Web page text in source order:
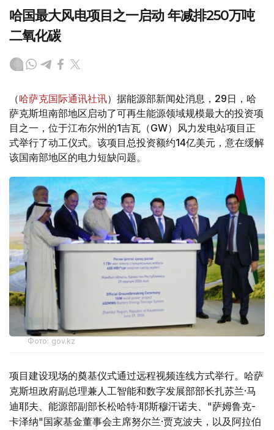
哈国最大风电项目之一启动 年减排250万吨
二氧化碳
（哈萨克国际通讯社讯）据能源部新闻处消息，29日，哈
萨克斯坦南部地区启动了可再生能源领域规模最大的投资项
目之一，位于江布尔州的1吉瓦（GW）风力发电站项目正
式举行了动工仪式。该项目总投资额约14亿美元，意在缓解
该国南部地区的电力短缺问题。
Фото: gov.kz
项目建设现场的奠基仪式通过远程视频连线方式举行。哈萨
克斯坦政府副总理兼人工智能和数字发展部部长扎苏兰·马
迪耶夫、能源部副部长松哈特·耶斯穆汗诺夫、"萨姆鲁克-
卡泽纳"国家基金董事会主席努尔兰·贾克波夫，以及阿拉伯